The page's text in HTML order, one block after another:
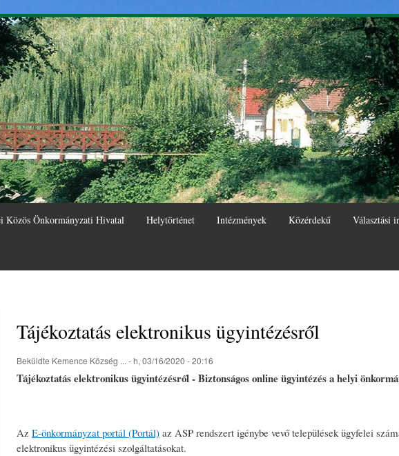
Ugrás a
tartalomra
Közös Önkormányzati Hivatal Helytörténet Intézmények Közérdekű Választási
Tájékoztatás elektronikus ügyintézésről
Beküldte Kemence Község ... - h, 03/16/2020 - 20:16
Tájékoztatás elektronikus ügyintézésről - Biztonságos online ügyintézés a helyi
Az E-önkormányzat portál (Portál) az ASP rendszert igénybe vevő települések ügyfelei
elektronikus ügyintézési szolgáltatásokat.